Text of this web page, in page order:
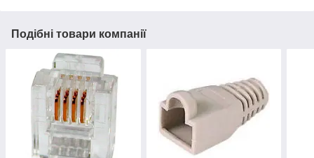
Подібні товари компанії